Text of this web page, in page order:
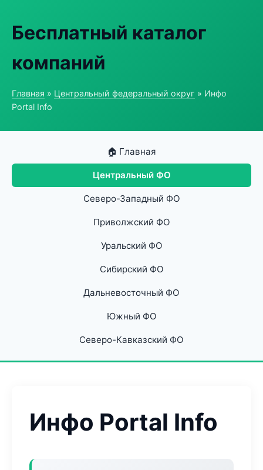
Бесплатный каталог
компаний
Главная » Центральный федеральный округ » Инфо
Portal Info
🏠 Главная
Центральный ФО
Северо-Западный ФО
Приволжский ФО
Уральский ФО
Сибирский ФО
Дальневосточный ФО
Южный ФО
Северо-Кавказский ФО
Инфо Portal Info